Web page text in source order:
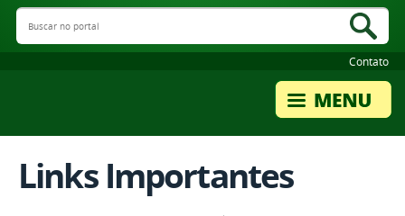
Buscar no portal
Contato
Links Importantes